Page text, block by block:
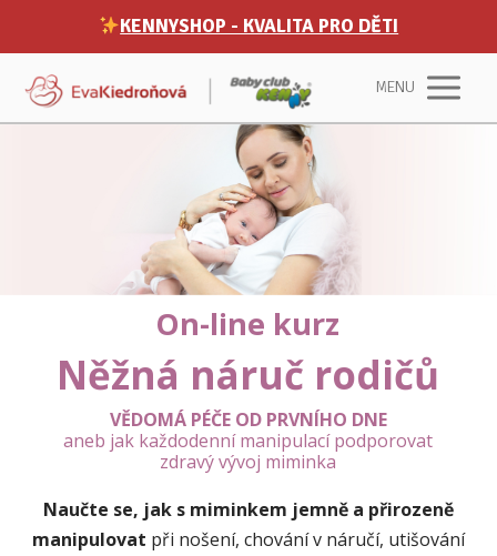
KENNYSHOP - KVALITA PRO DĚTI
MENU
On-line kurz
Něžná náruč rodičů
VĚDOMÁ PÉČE OD PRVNÍHO DNE
aneb jak každodenní manipulací podporovat
zdravý vývoj miminka
Naučte se, jak s miminkem jemně a přirozeně
manipulovat při nošení, chování v náručí, utišování